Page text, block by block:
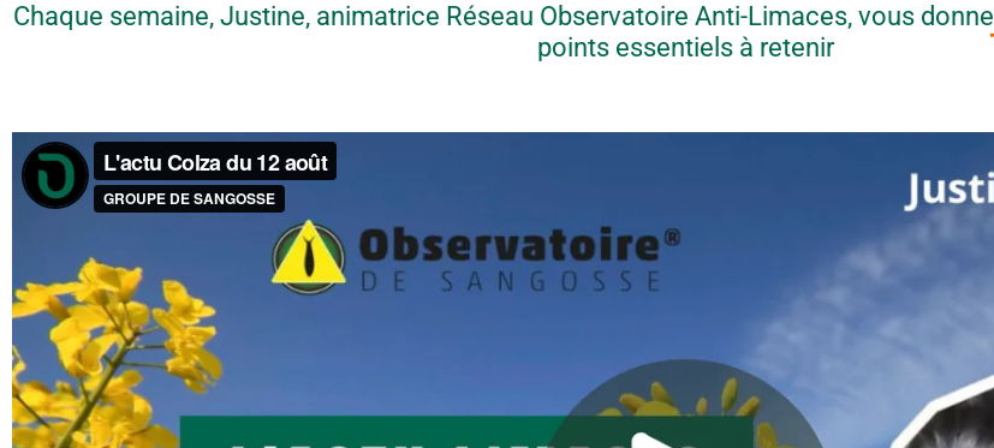
Chaque semaine, Justine, animatrice Réseau Observatoire Anti-Limaces, vous donne
points essentiels à retenir